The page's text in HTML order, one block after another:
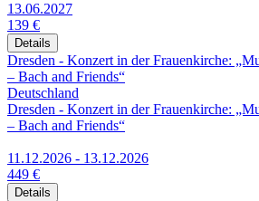
13.06.2027
139 €
Details
Dresden - Konzert in der Frauenkirche:
– Bach and Friends“
Deutschland
Dresden - Konzert in der Frauenkirche:
– Bach and Friends“
11.12.2026 - 13.12.2026
449 €
Details